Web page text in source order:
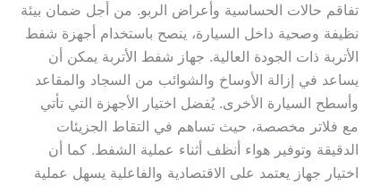
تفاقم حالات الحساسية وأعراض الربو. من أجل ضمان بيئة
نظيفة وصحية داخل السيارة، ينصح باستخدام أجهزة شفط
الأتربة ذات الجودة العالية. جهاز شفط الأتربة يمكن أن
يساعد في إزالة الأوساخ والشوائب من السجاد والمقاعد
وأسطح السيارة الأخرى. يُفضل اختيار الأجهزة التي تأتي
مع فلاتر مخصصة، حيث تساهم في التقاط الجزيئات
الدقيقة وتوفير هواء أنظف أثناء عملية الشفط. كما أن
اختيار جهاز يعتمد على الاقتصادية والفاعلية يسهل عملية